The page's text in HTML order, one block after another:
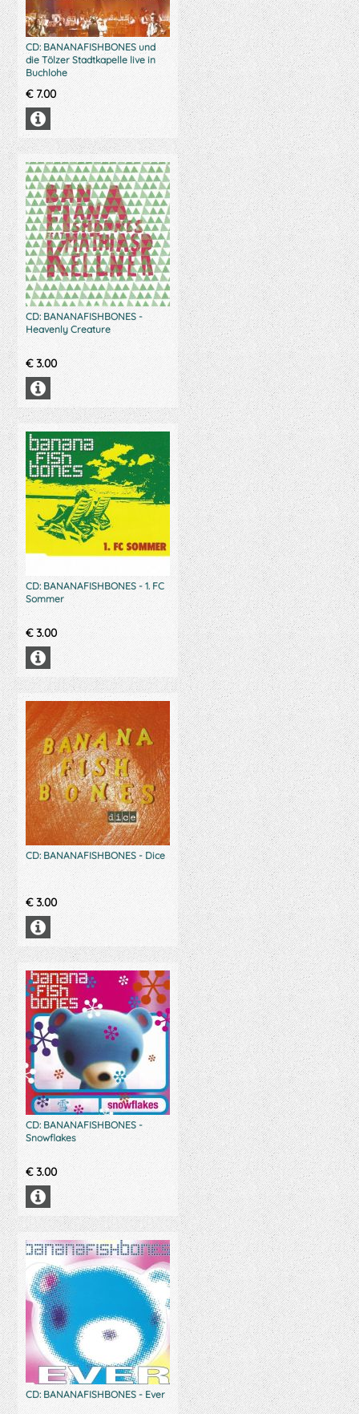
CD: BANANAFISHBONES und
die Tölzer Stadtkapelle live in
Buchlohe
€7.00
CD: BANANAFISHBONES -
Heavenly Creature
€3.00
CD: BANANAFISHBONES - 1. FC
Sommer
€3.00
CD: BANANAFISHBONES - Dice
€3.00
CD: BANANAFISHBONES -
Snowflakes
€3.00
CD: BANANAFISHBONES - Ever